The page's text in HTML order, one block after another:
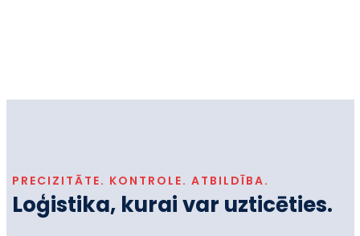
PRECIZITĀTE. KONTROLE. ATBILDĪBA.
Loģistika, kurai var uzticēties.